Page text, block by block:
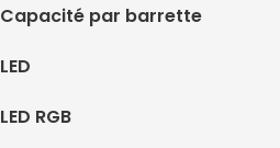
Capacité par barrette
LED
LED RGB